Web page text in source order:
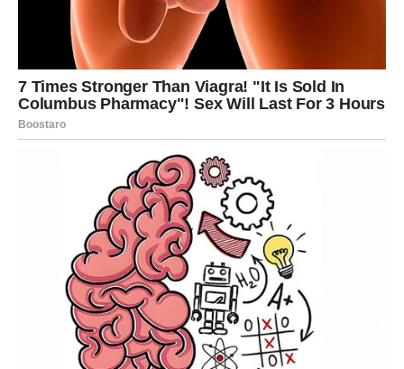
Jedna osoba mogla bi napraviti potez koji mijenja
dinamiku odnosa i donosi potpuno novu energiju.
Pred vama su trenuci koje nećete lako zaboraviti.
ŠKORPIJA